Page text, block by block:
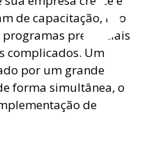
de capacitação, não
programas presenciais
complicados. Um
por um grande
forma simultânea, o
de